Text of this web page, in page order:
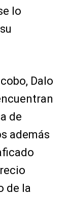
lo
Dalo
de
además
de la